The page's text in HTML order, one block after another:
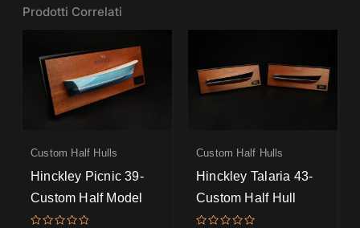
Prodotti Correlati
Custom Half Hulls
Hinckley Picnic 39-
Custom Half Model
Custom Half Hulls
Hinckley Talaria 43-
Custom Half Hull